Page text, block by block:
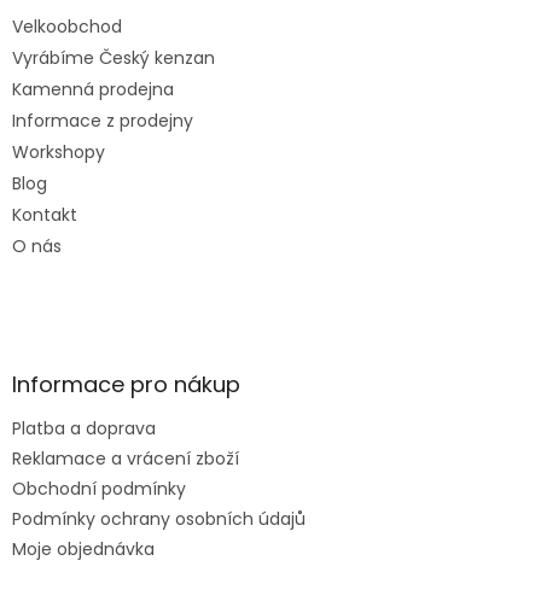
Velkoobchod
Vyrábíme Český kenzan
Kamenná prodejna
Informace z prodejny
Workshopy
Blog
Kontakt
O nás
Informace pro nákup
Platba a doprava
Reklamace a vrácení zboží
Obchodní podmínky
Podmínky ochrany osobních údajů
Moje objednávka